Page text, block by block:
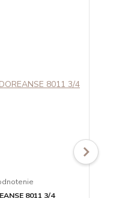
8011 3/4